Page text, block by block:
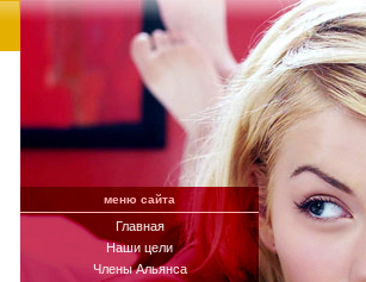
меню сайта
Главная
Наши цели
Члены Альянса